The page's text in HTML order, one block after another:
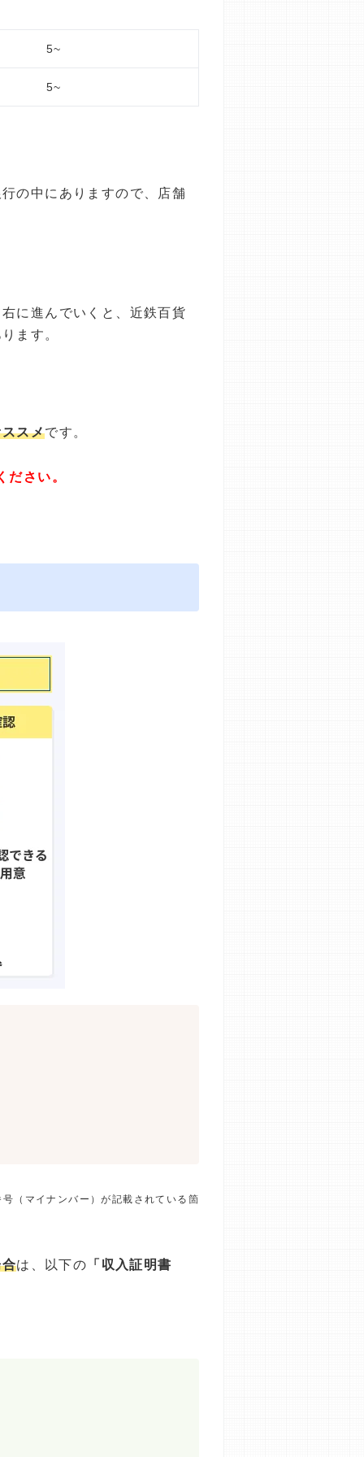
5~
5~
の中にありますので、店舗
に進んでいくと、近鉄百貨
ます。
スメです。
さい。
（マイナンバー）が記載されている箇
は、以下の 「収入証明書